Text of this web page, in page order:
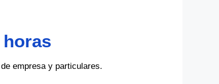
empresa y particulares.